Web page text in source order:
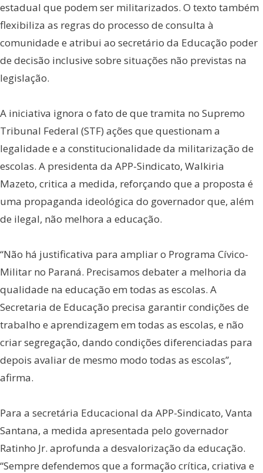
estadual que podem ser militarizados. O texto também
flexibiliza as regras do processo de consulta à
comunidade e atribui ao secretário da Educação poder
de decisão inclusive sobre situações não previstas na
legislação.
A iniciativa ignora o fato de que tramita no Supremo
Tribunal Federal (STF) ações que questionam a
legalidade e a constitucionalidade da militarização de
escolas. A presidenta da APP-Sindicato, Walkiria
Mazeto, critica a medida, reforçando que a proposta é
uma propaganda ideológica do governador que, além
de ilegal, não melhora a educação.
“Não há justificativa para ampliar o Programa Cívico-
Militar no Paraná. Precisamos debater a melhoria da
qualidade na educação em todas as escolas. A
Secretaria de Educação precisa garantir condições de
trabalho e aprendizagem em todas as escolas, e não
criar segregação, dando condições diferenciadas para
depois avaliar de mesmo modo todas as escolas”,
afirma.
Para a secretária Educacional da APP-Sindicato, Vanta
Santana, a medida apresentada pelo governador
Ratinho Jr. aprofunda a desvalorização da educação.
“Sempre defendemos que a formação crítica, criativa e